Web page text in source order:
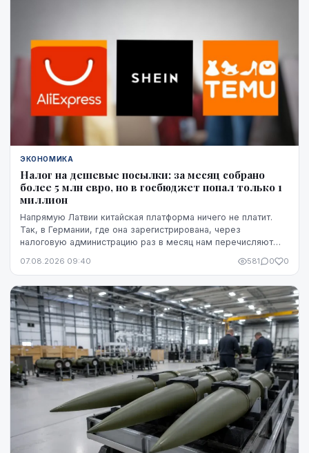
ЭКОНОМИКА
Налог на дешевые посылки: за месяц собрано
более 5 млн евро, но в госбюджет попал только 1
миллион
Напрямую Латвии китайская платформа ничего не платит.
Так, в Германии, где она зарегистрирована, через
налоговую администрацию раз в месяц нам перечисляют
платит в той стране, где товар предъявляется таможне,
07.08.2026 09:40 581 0 0